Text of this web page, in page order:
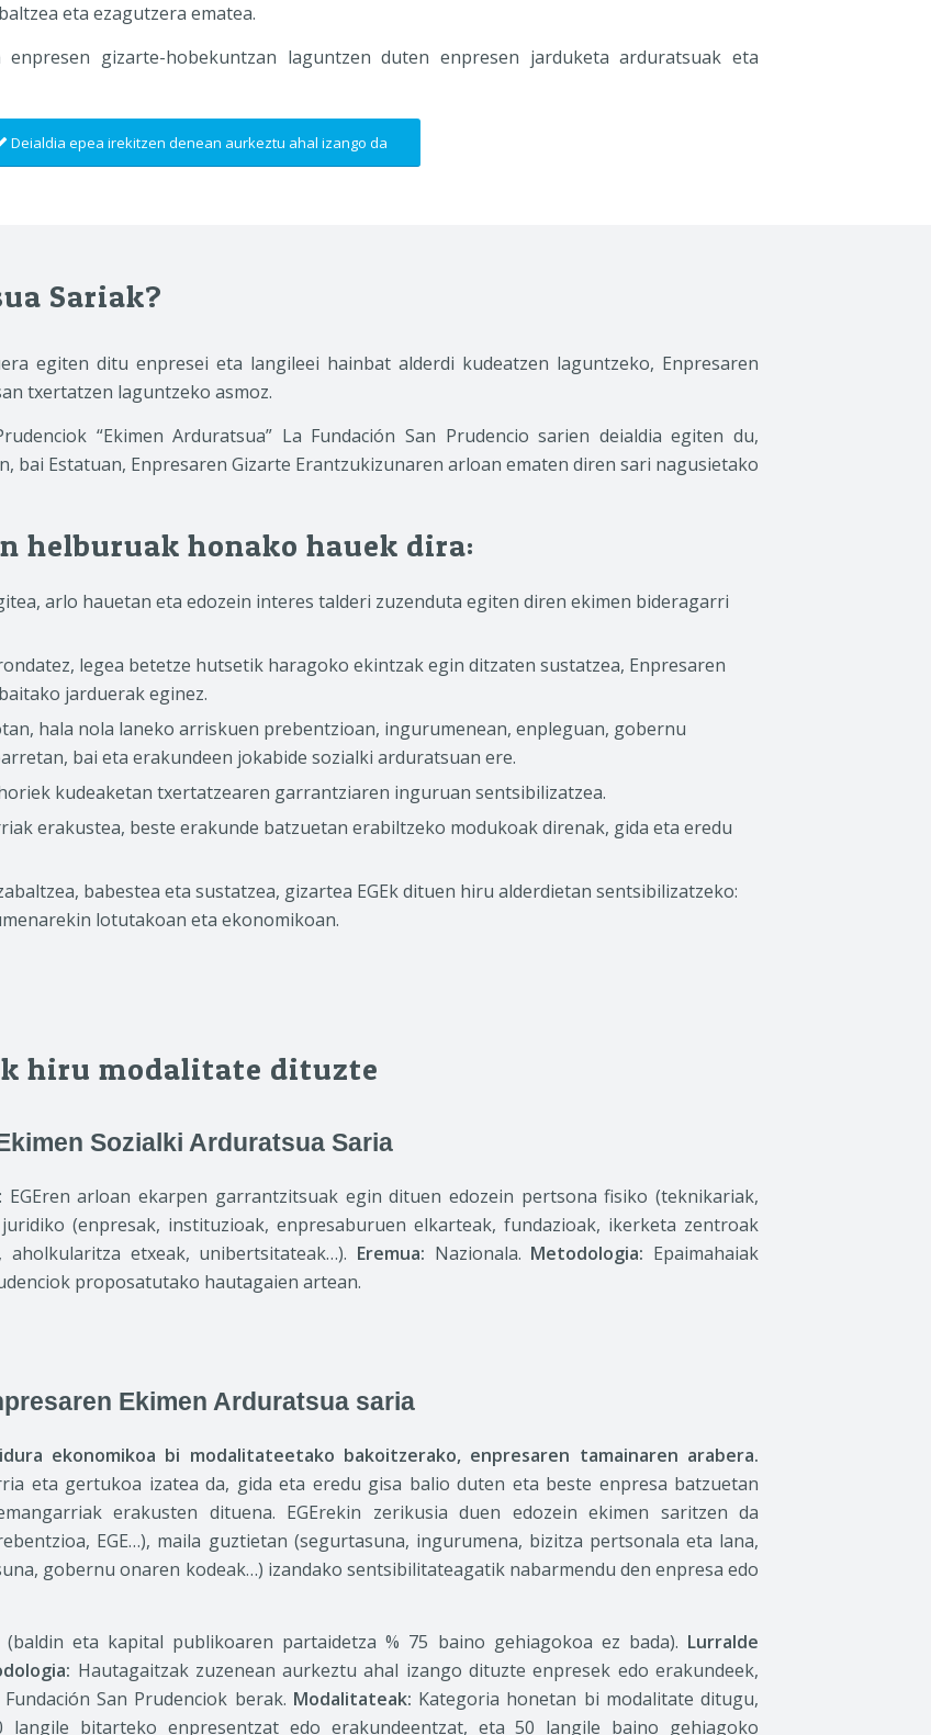
eta ezagutzera ematea.
gizarte-hobekuntzan laguntzen duten enpresen jarduketa arduratsuak eta
Deialdia epea irekitzen denean aurkeztu ahal izango da
Sariak?
egiten ditu enpresei eta langileei hainbat alderdi kudeatzen laguntzeko, Enpresaren
txertatzen laguntzeko asmoz.
“Ekimen Arduratsua” La Fundación San Prudencio sarien deialdia egiten du,
bai Estatuan, Enpresaren Gizarte Erantzukizunaren arloan ematen diren sari nagusietako
helburuak honako hauek dira:
arlo hauetan eta edozein interes talderi zuzenduta egiten diren ekimen bideragarri
legea betetze hutsetik haragoko ekintzak egin ditzaten sustatzea, Enpresaren
jarduerak eginez.
hala nola laneko arriskuen prebentzioan, ingurumenean, enpleguan, gobernu
bai eta erakundeen jokabide sozialki arduratsuan ere.
kudeaketan txertatzearen garrantziaren inguruan sentsibilizatzea.
erakustea, beste erakunde batzuetan erabiltzeko modukoak direnak, gida eta eredu
babestea eta sustatzea, gizartea EGEk dituen hiru alderdietan sentsibilizatzeko:
lotutakoan eta ekonomikoan.
hiru modalitate dituzte
Sozialki Arduratsua Saria
EGEren arloan ekarpen garrantzitsuak egin dituen edozein pertsona fisiko (teknikariak,
(enpresak, instituzioak, enpresaburuen elkarteak, fundazioak, ikerketa zentroak
etxeak, unibertsitateak…). Eremua: Nazionala. Metodologia: Epaimahaiak
proposatutako hautagaien artean.
Ekimen Arduratsua saria
ekonomikoa bi modalitateetako bakoitzerako, enpresaren tamainaren arabera.
eta gertukoa izatea da, gida eta eredu gisa balio duten eta beste enpresa batzuetan
erakusten dituena. EGErekin zerikusia duen edozein ekimen saritzen da
EGE…), maila guztietan (segurtasuna, ingurumena, bizitza pertsonala eta lana,
gobernu onaren kodeak…) izandako sentsibilitateagatik nabarmendu den enpresa edo
eta kapital publikoaren partaidetza % 75 baino gehiagokoa ez bada). Lurralde
Hautagaitzak zuzenean aurkeztu ahal izango dituzte enpresek edo erakundeek,
San Prudenciok berak. Modalitateak: Kategoria honetan bi modalitate ditugu,
bitarteko enpresentzat edo erakundeentzat, eta 50 langile baino gehiagoko